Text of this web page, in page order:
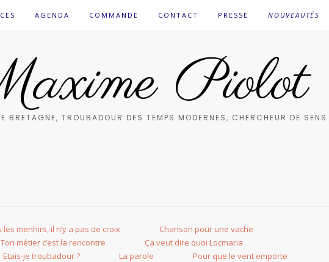
AGENDA COMMANDE CONTACT PRESSE NOUVEAUTÉS
Piolot
BRETAGNE, TROUBADOUR DES TEMPS MODERNES, CHERCHEUR DE SENS.
les menhirs, il n’y a pas de croix
Chanson pour une vache
Ton métier c’est la rencontre
Ça veut dire quoi Locmaria
Etais-je troubadour ? La parole
Pour que le vent emporte